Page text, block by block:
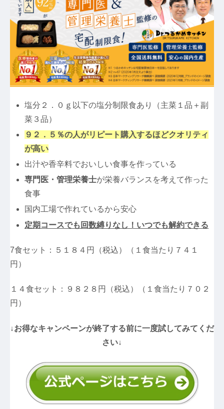
塩分２．０ｇ以下の塩分制限食あり（主菜１品＋副
菜３品）
９２．５％の人がリピート購入するほどクオリティ
が高い
出汁や香辛料でおいしい食事を作っている
専門医・管理栄養士が栄養バランスを考えて作った
食事
国内工場で作れているから安心
定期コースでも回数縛りなし！いつでも解約できる
7食セット：５１８４円（税込）（１食当たり７４１
円）
１４食セット：９８２８円（税込）（１食当たり７０２
円）
↓お得なキャンペーンが終了する前に一度試してみてくだ
さい↓